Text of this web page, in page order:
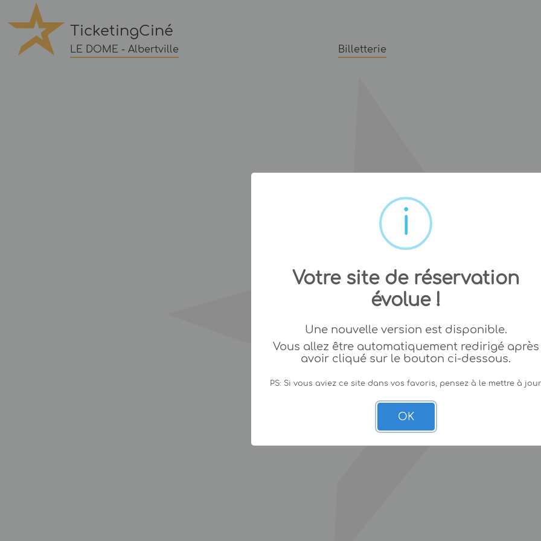
TicketingCiné
LE DOME - Albertville Billetterie
Votre site de réservation
évolue !
Une nouvelle version est disponible.
Vous allez être automatiquement redirigé après
avoir cliqué sur le bouton ci-dessous.
PS: Si vous aviez ce site dans vos favoris, pensez à le mettre à
OK